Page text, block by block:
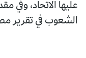
عليها الاتحاد، وفي
الشعوب في تقرير